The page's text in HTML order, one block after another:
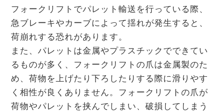
フォークリフトでパレット輸送を行っている際、
急ブレーキやカーブによって揺れが発生すると、
荷崩れする恐れがあります。
また、パレットは金属やプラスチックでできてい
るものが多く、フォークリフトの爪は金属製のた
め、荷物を上げたり下ろしたりする際に滑りやす
く相性が良くありません。フォークリフトの爪が
荷物やパレットを挟んでしまい、破損してしまう